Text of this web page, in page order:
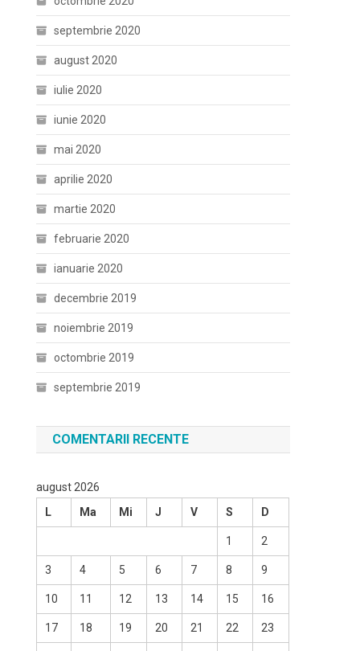
septembrie 2020
august 2020
iulie 2020
iunie 2020
mai 2020
aprilie 2020
martie 2020
februarie 2020
ianuarie 2020
decembrie 2019
noiembrie 2019
octombrie 2019
septembrie 2019
COMENTARII RECENTE
august 2026
L
Ma Mi J V S D
1 2
3 4 5 6 7 8 9
10 11 12 13 14 15 16
17 18 19 20 21 22 23